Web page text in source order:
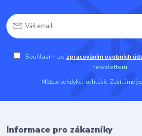
Souhlasím se zpracováním osobních
newsletteru.
Můžete se kdykoli odhlásit. Zasíláme
Informace pro zákazníky